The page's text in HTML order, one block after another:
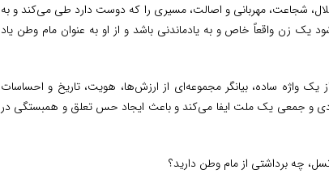
شجاعت، مهربانی و اصالت، مسیری را که دوست دارد طی می‌کند و به
زن واقعاً خاص و به یادماندنی باشد و از او به عنوان مام وطن یاد
یک واژه ساده، بیانگر مجموعه‌ای از ارزش‌ها، هویت، تاریخ و احساسات
و جمعی یک ملت ایفا می‌کند و باعث ایجاد حس تعلق و همبستگی در
چه برداشتی از مام وطن دارید؟